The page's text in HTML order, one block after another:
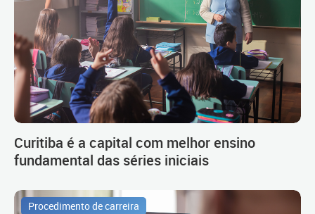
Curitiba é a capital com melhor ensino
fundamental das séries iniciais
Procedimento de carreira